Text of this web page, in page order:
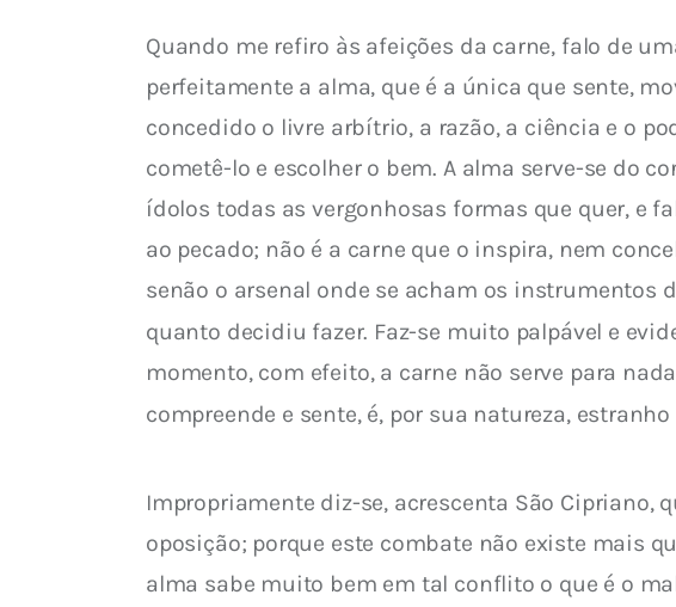
Quando me refiro às afeições da carne, falo de
perfeitamente a alma, que é a única que sente,
concedido o livre arbítrio, a razão, a ciência e o
cometê-lo e escolher o bem. A alma serve-se do
ídolos todas as vergonhosas formas que quer, e
ao pecado; não é a carne que o inspira, nem
senão o arsenal onde se acham os instrumentos
quanto decidiu fazer. Faz-se muito palpável e
momento, com efeito, a carne não serve para
compreende e sente, é, por sua natureza, estranho
Impropriamente diz-se, acrescenta São Cipriano,
oposição; porque este combate não existe mais
alma sabe muito bem em tal conflito o que é o